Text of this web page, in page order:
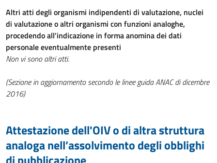
Altri atti degli organismi indipendenti di valutazione, nuclei
di valutazione o altri organismi con funzioni analoghe,
procedendo all'indicazione in forma anomina dei dati
personale eventualmente presenti
Non vi sono altri atti.
(Sezione in aggiornamento secondo le linee guida ANAC di dicembre
2016)
Attestazione dell'OIV o di altra struttura
analoga nell’assolvimento degli obblighi